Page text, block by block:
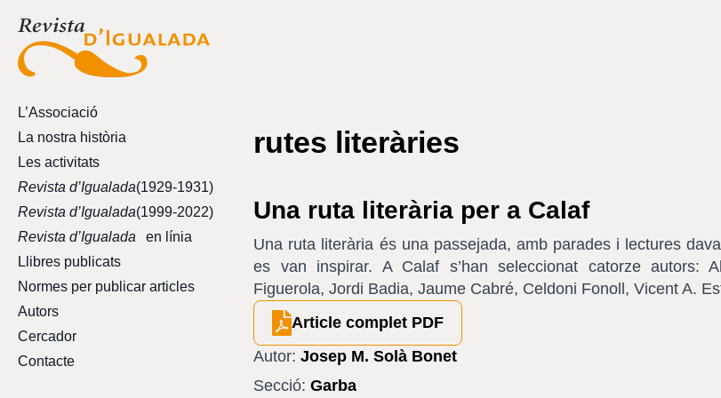
L’Associació
La nostra història
Les activitats
Revista d’Igualada(1929-1931)
Revista d’Igualada(1999-2022)
Revista d’Igualada
en línia
Llibres publicats
Normes per publicar articles
Autors
Cercador
Contacte
rutes literàries
Una ruta literària per a Calaf
Una ruta literària és una passejada, amb parades i lectures
es van inspirar. A Calaf s’han seleccionat catorze autors:
Figuerola, Jordi Badia, Jaume Cabré, Celdoni Fonoll, Vicent A.
Article complet PDF
Autor: Josep M. Solà Bonet
Secció: Garba